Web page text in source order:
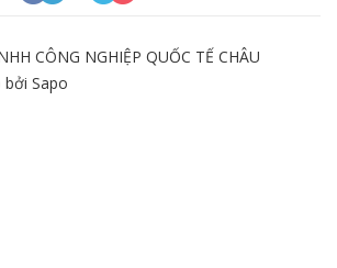
CÔNG NGHIỆP QUỐC TẾ CHÂU
bởi Sapo